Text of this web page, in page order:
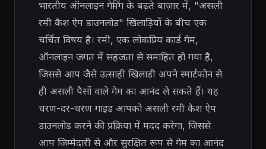
भारतीय ऑनलाइन गेमिंग के बढ़ते बाज़ार में, "असली
रमी कैश ऐप डाउनलोड" खिलाड़ियों के बीच एक
चर्चित विषय है। रमी, एक लोकप्रिय कार्ड गेम,
ऑनलाइन जगत में सहजता से समाहित हो गया है,
जिससे आप जैसे उत्साही खिलाड़ी अपने स्मार्टफोन से
ही असली पैसों वाले गेम का आनंद ले सकते हैं। यह
चरण-दर-चरण गाइड आपको असली रमी कैश ऐप
डाउनलोड करने की प्रक्रिया में मदद करेगा, जिससे
आप जिम्मेदारी से और सुरक्षित रूप से गेम का आनंद